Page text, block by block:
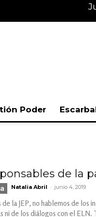
Poder
de la
Natalia Abril - junio 4, 2019
la JEP, no hablemos de los
ni de los diálogos con el